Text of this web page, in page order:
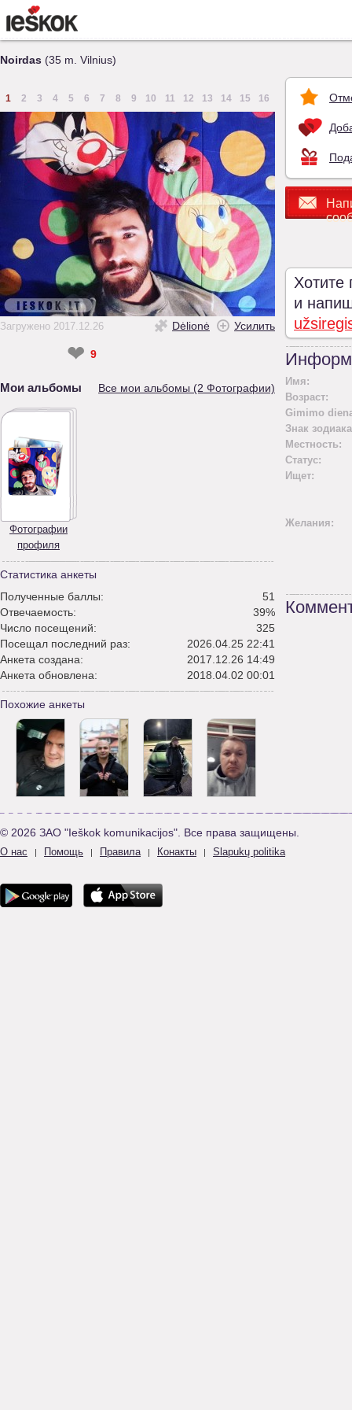
Noirdas (35 m. Vilnius)
1 2 3 4 5 6 7 8 9 10 11 12 13 14 15 16
Загружено 2017.12.26 Dėlionė Усилить
❤ 9
Мои альбомы Все мои альбомы (2 Фотографии)
Фотографии
профиля
Статистика анкеты
Полученные баллы:
51
Отвечаемость:
39%
Число посещений:
325
Посещал последний раз:
2026.04.25 22:41
Анкета создана:
2017.12.26 14:49
Анкета обновлена:
2018.04.02 00:01
Похожие анкеты
Хотите
и
Имя:
Возраст:
Gimimo
Знак
Местность:
Статус:
Ищет:
Желания:
© 2026 ЗАО "Ieškok komunikacijos". Все права защищены.
О нас | Помощь | Правила | Конакты | Slapukų politika